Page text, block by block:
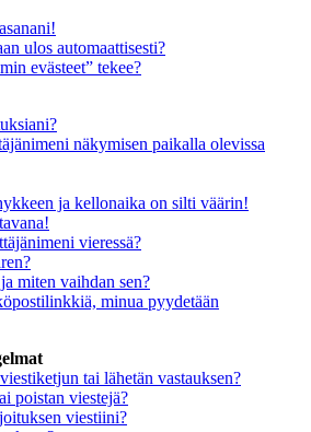
ulos automaattisesti?
evästeet” tekee?
näkymisen paikalla olevissa
ja kellonaika on silti väärin!
vieressä?
miten vaihdan sen?
minua pyydetään
tai lähetän vastauksen?
poistan viestejä?
viestiini?